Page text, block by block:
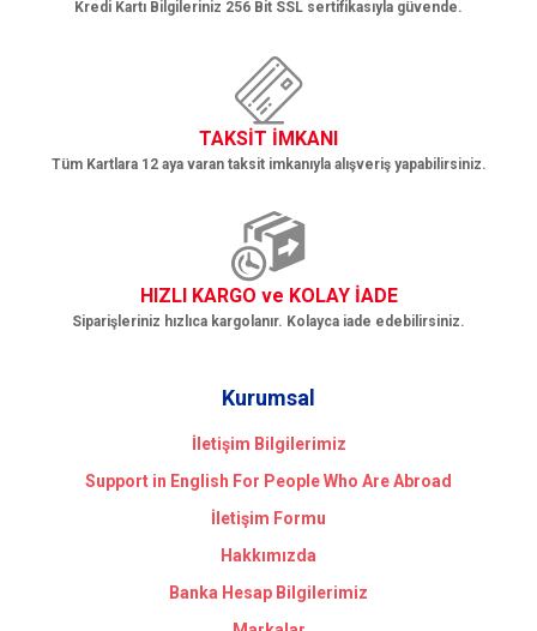
Kredi Kartı Bilgileriniz 256 Bit SSL sertifikasıyla güvende.
TAKSİT İMKANI
Tüm Kartlara 12 aya varan taksit imkanıyla alışveriş yapabilirsiniz.
HIZLI KARGO ve KOLAY İADE
Siparişleriniz hızlıca kargolanır. Kolayca iade edebilirsiniz.
Kurumsal
İletişim Bilgilerimiz
Support in English For People Who Are Abroad
İletişim Formu
Hakkımızda
Banka Hesap Bilgilerimiz